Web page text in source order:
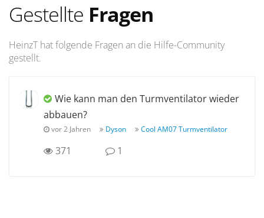
Gestellte Fragen
HeinzT hat folgende Fragen an die Hilfe-Community
gestellt.
Wie kann man den Turmventilator wieder
abbauen?
vor 2 Jahren Dyson Cool AM07 Turmventilator
371 1